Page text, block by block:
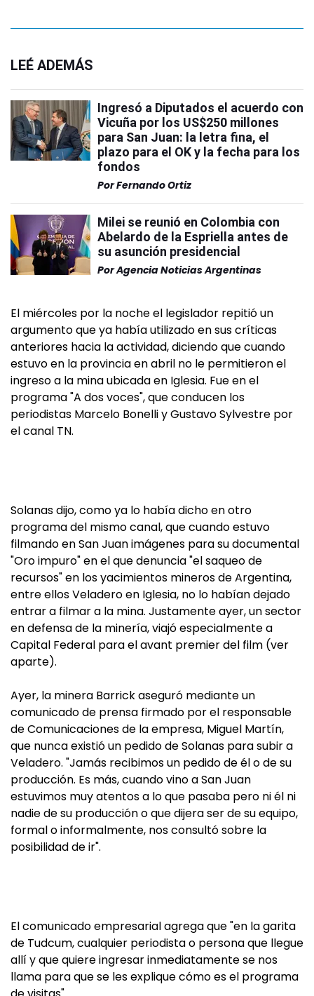
LEÉ ADEMÁS
Ingresó a Diputados el acuerdo con
Vicuña por los US$250 millones
para San Juan: la letra fina, el
plazo para el OK y la fecha para los
fondos
PorFernando Ortiz
Milei se reunió en Colombia con
Abelardo de la Espriella antes de
su asunción presidencial
PorAgencia Noticias Argentinas
El miércoles por la noche el legislador repitió un
argumento que ya había utilizado en sus críticas
anteriores hacia la actividad, diciendo que cuando
estuvo en la provincia en abril no le permitieron el
ingreso a la mina ubicada en Iglesia. Fue en el
programa "A dos voces", que conducen los
periodistas Marcelo Bonelli y Gustavo Sylvestre por
el canal TN.
Solanas dijo, como ya lo había dicho en otro
programa del mismo canal, que cuando estuvo
filmando en San Juan imágenes para su documental
"Oro impuro" en el que denuncia "el saqueo de
recursos" en los yacimientos mineros de Argentina,
entre ellos Veladero en Iglesia, no lo habían dejado
entrar a filmar a la mina. Justamente ayer, un sector
en defensa de la minería, viajó especialmente a
Capital Federal para el avant premier del film (ver
aparte).
Ayer, la minera Barrick aseguró mediante un
comunicado de prensa firmado por el responsable
de Comunicaciones de la empresa, Miguel Martín,
que nunca existió un pedido de Solanas para subir a
Veladero. "Jamás recibimos un pedido de él o de su
producción. Es más, cuando vino a San Juan
estuvimos muy atentos a lo que pasaba pero ni él ni
nadie de su producción o que dijera ser de su equipo,
formal o informalmente, nos consultó sobre la
posibilidad de ir".
El comunicado empresarial agrega que "en la garita
de Tudcum, cualquier periodista o persona que llegue
allí y que quiere ingresar inmediatamente se nos
llama para que se les explique cómo es el programa